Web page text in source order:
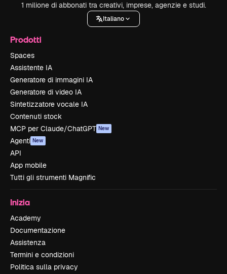
1 milione di abbonati tra creativi, imprese, agenzie e studi.
Italiano
Prodotti
Spaces
Assistente IA
Generatore di immagini IA
Generatore di video IA
Sintetizzatore vocale IA
Contenuti stock
MCP per Claude/ChatGPT New
Agenti New
API
App mobile
Tutti gli strumenti Magnific
Inizia
Academy
Documentazione
Assistenza
Termini e condizioni
Politica sulla privacy